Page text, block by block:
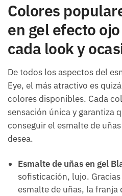
Colores
en gel efecto
cada look y
De todos los aspectos del
Eye, el más atractivo es
colores disponibles. Cada
sensación única y garantiza
conseguir el esmalte de
desea.
Esmalte de uñas en gel
sofisticación, lujo. Gracias
esmalte de uñas, la franja